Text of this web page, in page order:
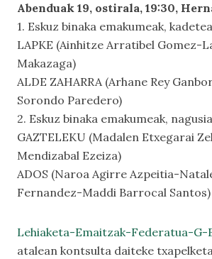
Abenduak 19, ostirala, 19:30,
1. Eskuz binaka emakumeak,
LAPKE (Ainhitze Arratibel Gomez-
Makazaga)
ALDE ZAHARRA (Arhane Rey
Sorondo Paredero)
2. Eskuz binaka emakumeak,
GAZTELEKU (Madalen Etxegarai
Mendizabal Ezeiza)
ADOS (Naroa Agirre Azpeitia-
Fernandez-Maddi Barrocal Santos)
Lehiaketa-Emaitzak-Federatua-G-
atalean kontsulta daiteke